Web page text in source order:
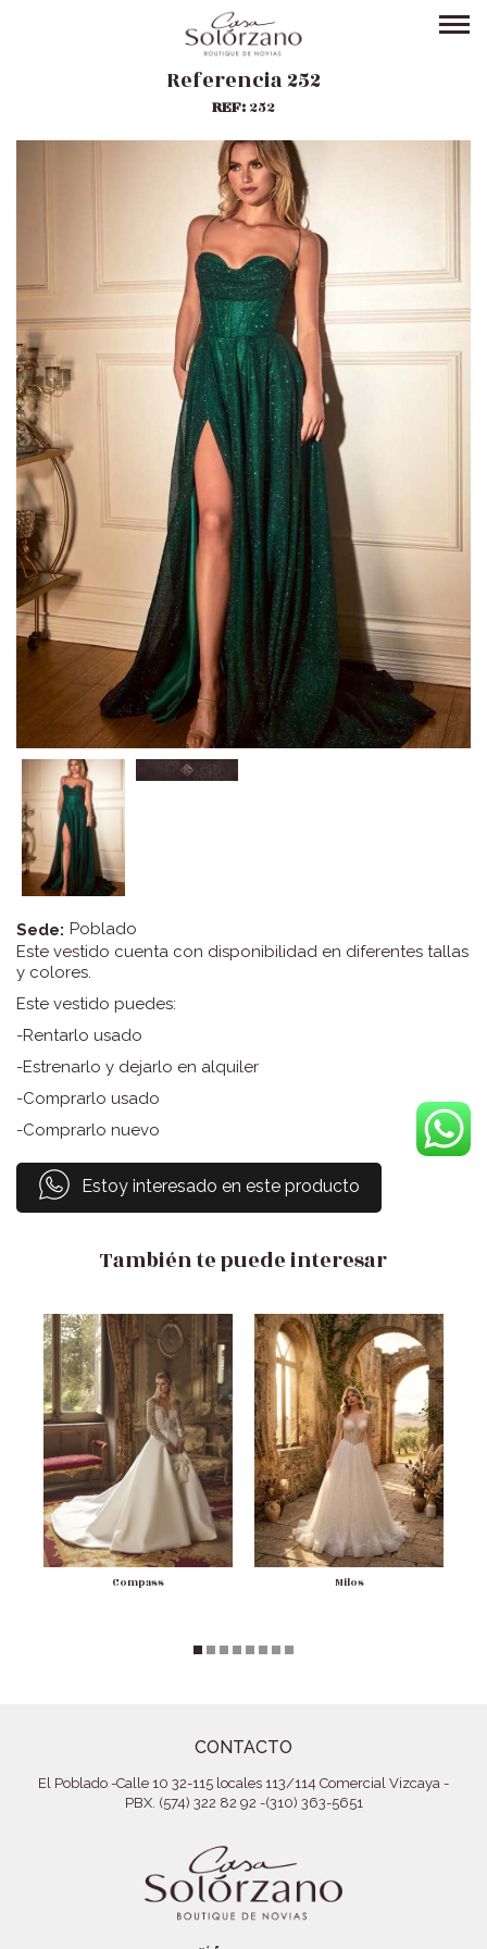
Referencia 252
REF:252
Sede: Poblado
Este vestido cuenta con disponibilidad en diferentes tallas
y colores.
Este vestido puedes:
-Rentarlo usado
-Estrenarlo y dejarlo en alquiler
-Comprarlo usado
-Comprarlo nuevo
Estoy interesado en este producto
También te puede interesar
Compass Milos
CONTACTO
El Poblado -Calle 10 32-115 locales 113/114 Comercial Vizcaya -
PBX. (574) 322 82 92 -(310) 363-5651